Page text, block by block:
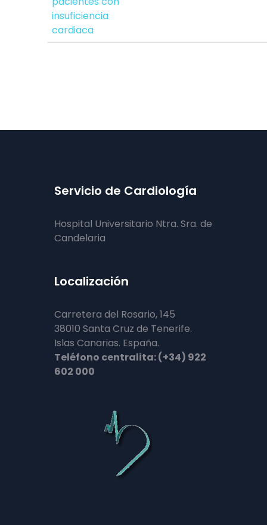
insuficiencia
cardiaca
Servicio de Cardiología
Hospital Universitario Ntra. Sra. de
Candelaria
Localización
Carretera del Rosario, 145
38010 Santa Cruz de Tenerife.
Islas Canarias. España.
Teléfono centralita: (+34) 922
602 000